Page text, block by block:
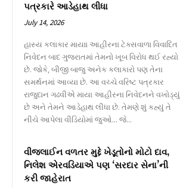
પત્રકારે આડેહાથ લીધા
July 14, 2026
હાસ્ય કલાકાર માયાા આહીરના ટેક્સવાળા વિવાદિત
નિવેદન બાદ ગુજરાતમાં તેમનો ખૂબ વિરોધ થઈ રહ્યો
છે. જોકે, બીજી બાજુ અનેક કલાકારો પણ તેના
સમર્થનમાં આવ્યા છે. આ વચ્ચે વરિષ્ટ પત્રકાર
રાજુદાન ગઢવીએ માયા આહીરના નિવેદનને વખોડ્યું
છે અને તેમને આડેહાથ લીધા છે. તેમણે શું કહ્યું તે
નીચે આપેલા વીડિયોમાં જુઓ... જે...
વીજલાઈન વળતર મુદ્દે ખેડૂતોનો મોટો દાવ,
નિલેશ એરવડિયાએ પણ ‘સરદાર સેના’ની
કરી જાહેરાત